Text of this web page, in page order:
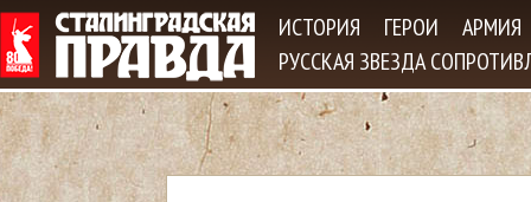
ИСТОРИЯ ГЕРОИ
АРМИЯ
РУССКАЯ ЗВЕЗДА